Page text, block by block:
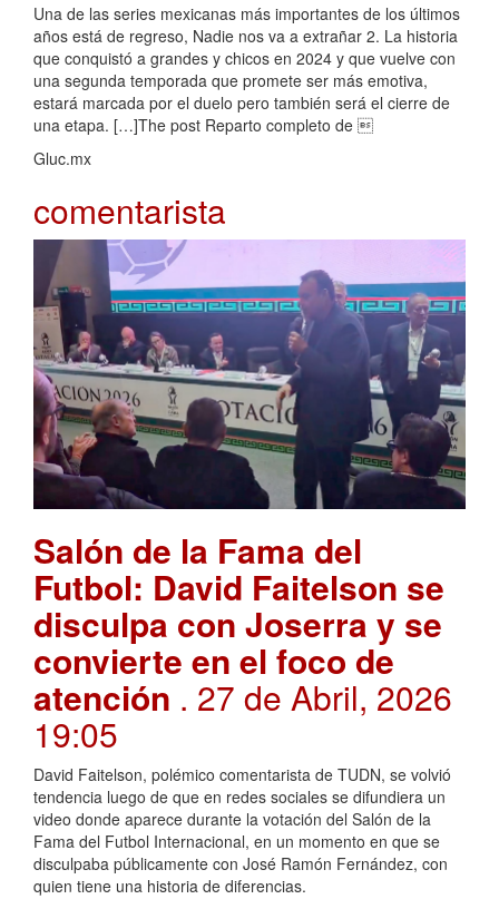
Una de las series mexicanas más importantes de los últimos
años está de regreso, Nadie nos va a extrañar 2. La historia
que conquistó a grandes y chicos en 2024 y que vuelve con
una segunda temporada que promete ser más emotiva,
estará marcada por el duelo pero también será el cierre de
una etapa. […]The post Reparto completo de 
Gluc.mx
comentarista
Salón de la Fama del
Futbol: David Faitelson se
disculpa con Joserra y se
convierte en el foco de
atención . 27 de Abril, 2026
19:05
David Faitelson, polémico comentarista de TUDN, se volvió
tendencia luego de que en redes sociales se difundiera un
video donde aparece durante la votación del Salón de la
Fama del Futbol Internacional, en un momento en que se
disculpaba públicamente con José Ramón Fernández, con
quien tiene una historia de diferencias.